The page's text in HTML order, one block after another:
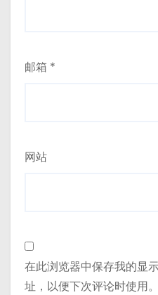
邮箱 *
网站
在此浏览器中保存我的显
址，以便下次评论时使用。